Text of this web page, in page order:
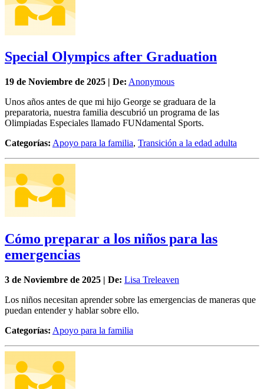
Special Olympics after Graduation
19 de Noviembre de 2025 | De: Anonymous
Unos años antes de que mi hijo George se graduara de la
preparatoria, nuestra familia descubrió un programa de las
Olimpiadas Especiales llamado FUNdamental Sports.
Categorías: Apoyo para la familia, Transición a la edad adulta
Cómo preparar a los niños para las
emergencias
3 de Noviembre de 2025 | De: Lisa Treleaven
Los niños necesitan aprender sobre las emergencias de maneras que
puedan entender y hablar sobre ello.
Categorías: Apoyo para la familia